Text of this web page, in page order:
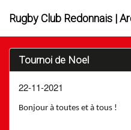
Rugby Club Redonnais |
Tournoi de Noel
22-11-2021
Bonjour à toutes et à tous !